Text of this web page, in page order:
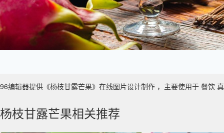
96编辑器提供《杨枝甘露芒果》在线图片设计制作 ，主要使用于 餐饮
杨枝甘露芒果相关推荐